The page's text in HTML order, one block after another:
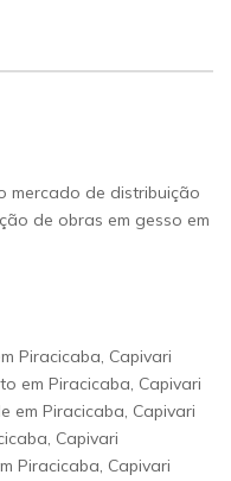
mercado de distribuição
de obras em gesso em
Piracicaba, Capivari
em Piracicaba, Capivari
em Piracicaba, Capivari
Capivari
Piracicaba, Capivari